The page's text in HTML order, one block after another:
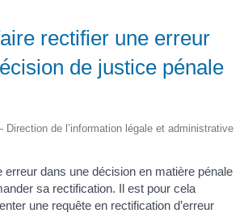
rectifier une erreur
de justice pénale
Direction de l’information légale et administrative
erreur dans une décision en matière pénale
sa rectification. Il est pour cela
une requête en rectification d’erreur